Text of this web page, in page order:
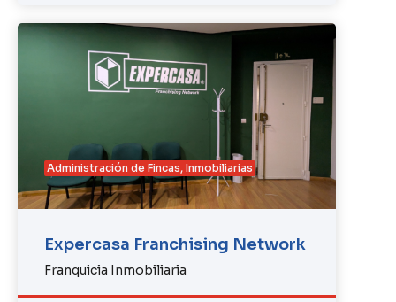
Administración de Fincas, Inmobiliarias
Expercasa Franchising Network
Franquicia Inmobiliaria